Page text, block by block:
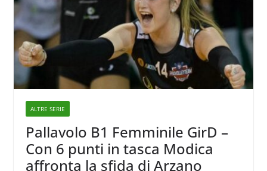
ALTRE SERIE
Pallavolo B1 Femminile GirD –
Con 6 punti in tasca Modica
affronta la sfida di Arzano